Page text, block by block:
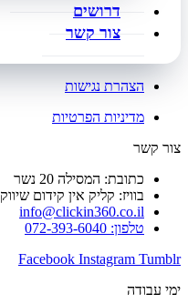
דרושים
צור קשר
הצהרת נגישות
מדיניות הפרטיות
צור קשר
כתובת: המסילה 20 נשר
בוויז: קליק אין קידום שיווק
info@clickin360.co.il
טלפון: 072-393-6040
Facebook Instagram Tumblr
ימי עבודה